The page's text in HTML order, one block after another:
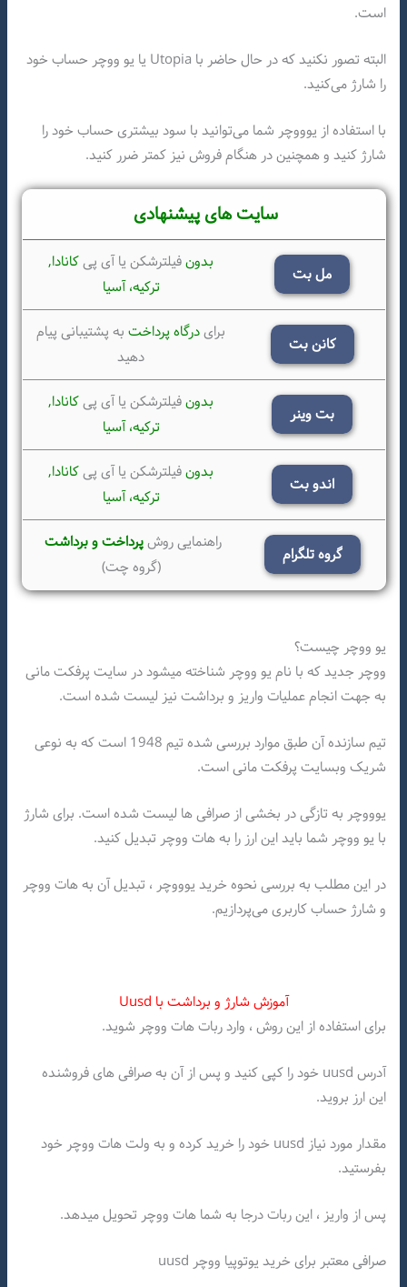
است.
البته تصور نکنید که در حال حاضر با Utopia یا یو ووچر حساب خود
را شارژ می‌کنید.
با استفاده از یوووچر شما می‌توانید با سود بیشتری حساب خود را
شارژ کنید و همچنین در هنگام فروش نیز کمتر ضرر کنید.
سایت های پیشنهادی
مل بت
بدونفیلترشکن یا آی پیکانادا,
ترکیه، آسیا
کانن بت
برایدرگاه پرداختبه پشتیبانی پیام
دهید
بت وینر
بدونفیلترشکن یا آی پیکانادا,
ترکیه، آسیا
اندو بت
بدونفیلترشکن یا آی پیکانادا,
ترکیه، آسیا
گروه تلگرام
راهنمایی روشپرداخت و برداشت
(گروه چت)
یو ووچر چیست؟
ووچر جدید که با نام یو ووچر شناخته میشود در سایت پرفکت مانی
به جهت انجام عملیات واریز و برداشت نیز لیست شده است.
تیم سازنده آن طبق موارد بررسی شده تیم 1948 است که به نوعی
شریک وبسایت پرفکت مانی است.
یوووچر به تازگی در بخشی از صرافی ها لیست شده است. برای شارژ
با یو ووچر شما باید این ارز را به هات ووچر تبدیل کنید.
در این مطلب به بررسی نحوه خرید یوووچر ، تبدیل آن به هات ووچر
و شارژ حساب کاربری می‌پردازیم.
آموزش شارژ و برداشت با Uusd
برای استفاده از این روش ، وارد ربات هات ووچر شوید.
آدرس uusd خود را کپی کنید و پس از آن به صرافی های فروشنده
این ارز بروید.
مقدار مورد نیاز uusd خود را خرید کرده و به ولت هات ووچر خود
بفرستید.
پس از واریز ، این ربات درجا به شما هات ووچر تحویل میدهد.
صرافی معتبر برای خرید یوتوپیا ووچر uusd